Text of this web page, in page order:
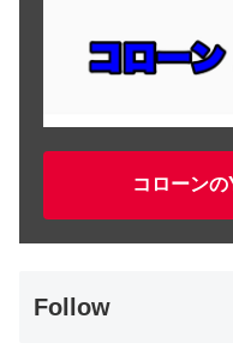
コローン
Follow